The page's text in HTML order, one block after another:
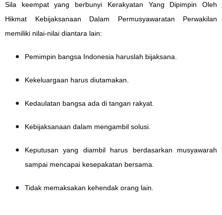
Sila keempat yang berbunyi Kerakyatan Yang Dipimpin Oleh
Hikmat Kebijaksanaan Dalam Permusyawaratan Perwakilan
memiliki nilai-nilai diantara lain:
Pemimpin bangsa Indonesia haruslah bijaksana.
Kekeluargaan harus diutamakan.
Kedaulatan bangsa ada di tangan rakyat.
Kebijaksanaan dalam mengambil solusi.
Keputusan yang diambil harus berdasarkan musyawarah
sampai mencapai kesepakatan bersama.
Tidak memaksakan kehendak orang lain.